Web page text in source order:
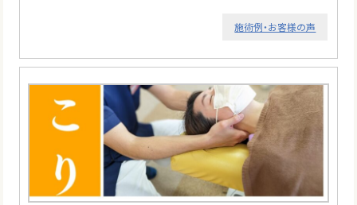
施術例・お客様の声